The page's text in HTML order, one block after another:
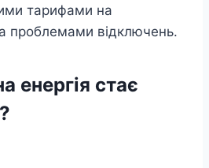
тарифами на
проблемами відключень.
енергія стає